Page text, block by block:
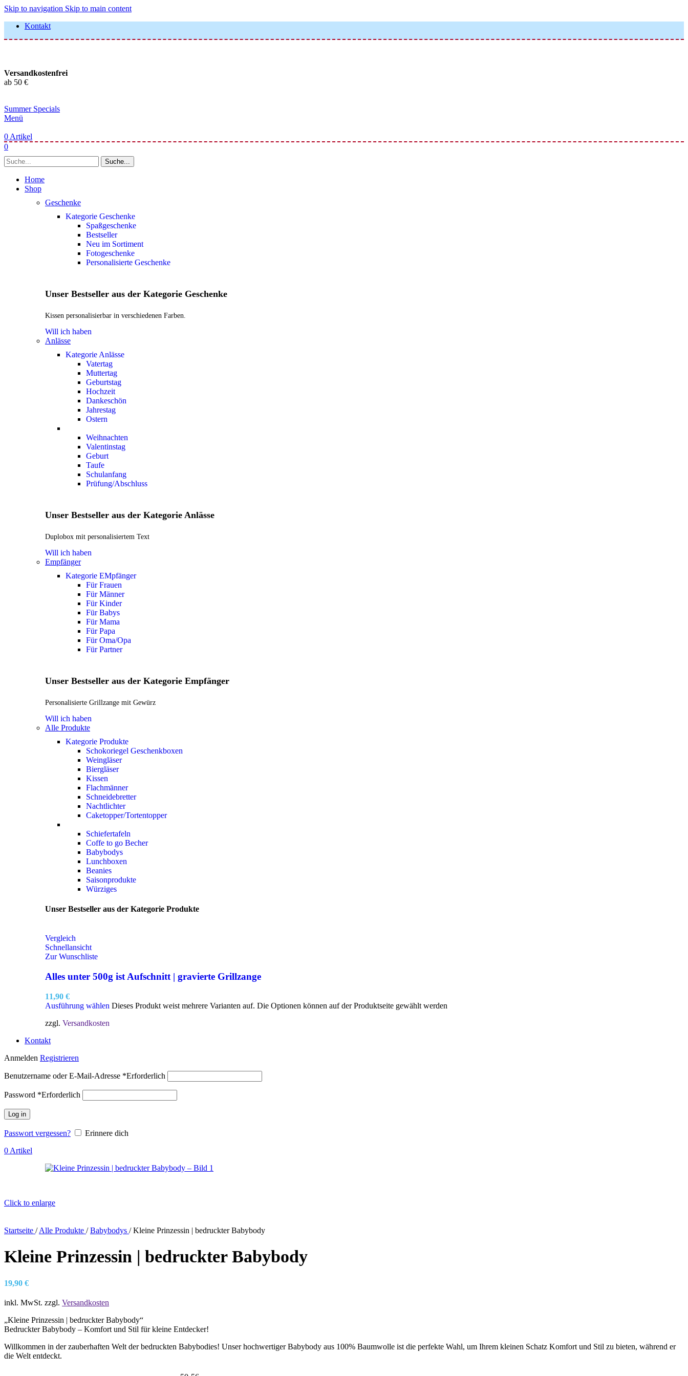
Skip to navigation Skip to main content
Kontakt
Versandkostenfrei
ab 50 €
Summer Specials
Menü
0 Artikel
0
Suche...
Home
Shop
Geschenke
Kategorie Geschenke
Spaßgeschenke
Bestseller
Neu im Sortiment
Fotogeschenke
Personalisierte Geschenke
Unser Bestseller aus der Kategorie Geschenke
Kissen personalisierbar in verschiedenen Farben.
Will ich haben
Anlässe
Kategorie Anlässe
Vatertag
Muttertag
Geburtstag
Hochzeit
Dankeschön
Jahrestag
Ostern
Weihnachten
Valentinstag
Geburt
Taufe
Schulanfang
Prüfung/Abschluss
Unser Bestseller aus der Kategorie Anlässe
Duplobox mit personalisiertem Text
Will ich haben
Empfänger
Kategorie EMpfänger
Für Frauen
Für Männer
Für Kinder
Für Babys
Für Mama
Für Papa
Für Oma/Opa
Für Partner
Unser Bestseller aus der Kategorie Empfänger
Personalisierte Grillzange mit Gewürz
Will ich haben
Alle Produkte
Kategorie Produkte
Schokoriegel Geschenkboxen
Weingläser
Biergläser
Kissen
Flachmänner
Schneidebretter
Nachtlichter
Caketopper/Tortentopper
Schiefertafeln
Coffe to go Becher
Babybodys
Lunchboxen
Beanies
Saisonprodukte
Würziges
Unser Bestseller aus der Kategorie Produkte
Vergleich
Schnellansicht
Zur Wunschliste
Alles unter 500g ist Aufschnitt | gravierte Grillzange
11,90 €
Ausführung wählen Dieses Produkt weist mehrere Varianten auf. Die Optionen können auf der Produktseite gewählt werden
zzgl. Versandkosten
Kontakt
Anmelden Registrieren
Benutzername oder E-Mail-Adresse *Erforderlich
Password *Erforderlich
Log in
Passwort vergessen?
Erinnere dich
0 Artikel
Click to enlarge
Startseite / Alle Produkte / Babybodys / Kleine Prinzessin | bedruckter Babybody
Kleine Prinzessin | bedruckter Babybody
19,90 €
inkl. MwSt. zzgl. Versandkosten
„Kleine Prinzessin | bedruckter Babybody“
Bedruckter Babybody – Komfort und Stil für kleine Entdecker!
Willkommen in der zauberhaften Welt der bedruckten Babybodies! Unser hochwertiger Babybody aus 100% Baumwolle ist die perfekte Wahl, um Ihrem kleinen Schatz Komfort und Stil zu bieten, während er
die Welt entdeckt.